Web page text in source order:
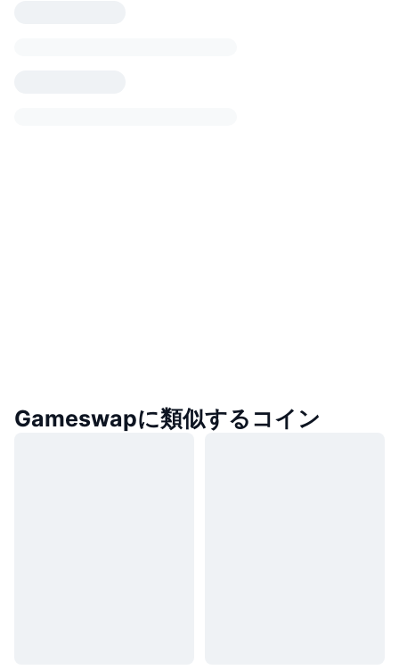
Gameswapに類似するコイン